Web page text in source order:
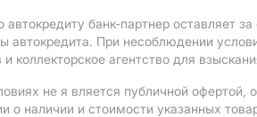
банк-партнер оставляет за
автокредита. При несоблюдении
агентство для
не я вляется публичной офертой,
наличии и стоимости указанных